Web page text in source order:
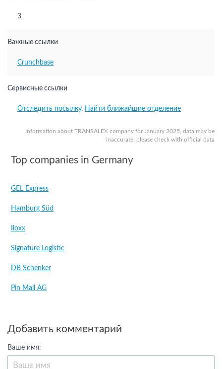
Information about TRANSALEX company for January 2025, data may be
inaccurate, please check with official data
3
Важные ссылки
Crunchbase
Сервисные ссылки
Отследить посылку, Найти ближайшие отделение
Top companies in Germany
GEL Express
Hamburg Süd
Iloxx
Signature Logistic
DB Schenker
Pin Mail AG
Добавить комментарий
Ваше имя: